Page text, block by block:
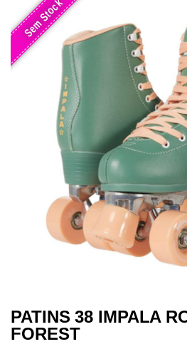
Sem Stock
PATINS 38 IMPALA
FOREST